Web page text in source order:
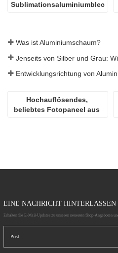
Sublimationsaluminiumblech
Was ist Aluminiumschaum?
Hochauflösendes,
beliebtes Fotopaneel aus
EINE NACHRICHT HINTERLASSEN
Erhalten Sie E-Mail-Updates zu unseren neuesten Shop-Angeboten